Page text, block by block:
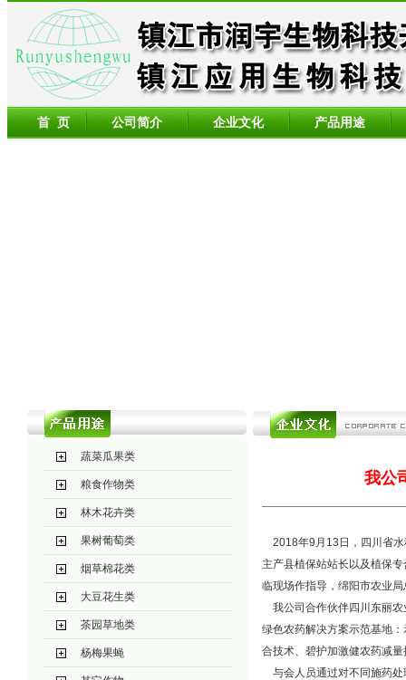
首 页 公司简介 企业文化 产品用途
蔬菜瓜果类
粮食作物类
林木花卉类
果树葡萄类
烟草棉花类
大豆花生类
茶园草地类
杨梅果蝇
我公
2018年9月13日，四川省水
主产县植保站站长以及植保
临现场作指导，绵阳市农业
我公司合作伙伴四川东丽农
绿色农药解决方案示范基地
合技术、碧护加激健农药减
与会人员通过对不同施药处